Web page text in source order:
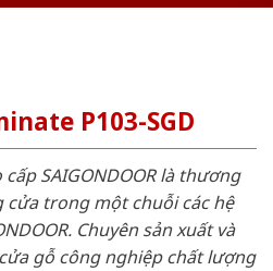
P103-SGD
SAIGONDOOR là thương
cửa trong một chuỗi các hệ
Chuyên sản xuất và
gỗ công nghiệp chất lượng